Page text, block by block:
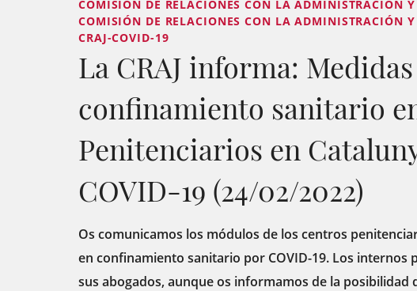
COMISIÓN DE RELACIONES CON LA ADMINISTRACIÓN
COMISIÓN DE RELACIONES CON LA ADMINISTRACIÓN
CRAJ-COVID-19
La CRAJ informa:
confinamiento sanitario
Penitenciarios en
COVID-19 (24/02/2022)
Os comunicamos los módulos de los centros
en confinamiento sanitario por COVID-19. Los internos
sus abogados, aunque os informamos de la posibilidad